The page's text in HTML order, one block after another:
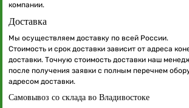
компании.
Доставка
Мы осуществляем доставку по всей России.
Стоимость и срок доставки зависит от адреса
доставки. Точную стоимость доставки наш
после получения заявки с полным перечнем
адресом доставки.
Самовывоз со склада во Владивостоке